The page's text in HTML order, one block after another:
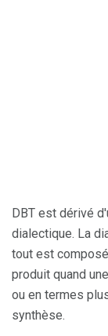
DBT est dérivé
dialectique. La
tout est
produit quand
ou en termes
synthèse.